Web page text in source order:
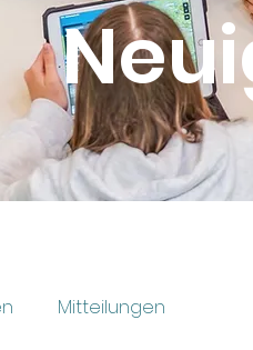
Mitteilungen